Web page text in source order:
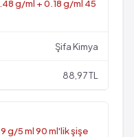
g/ml + 0.18 g/ml 45
Şifa Kimya
88,97 TL
g/5 ml 90 ml'lik şişe